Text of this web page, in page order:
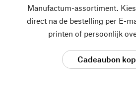
Manufactum-assortiment.
direct na de bestelling per E-
printen of persoonlijk
Cadeaubon